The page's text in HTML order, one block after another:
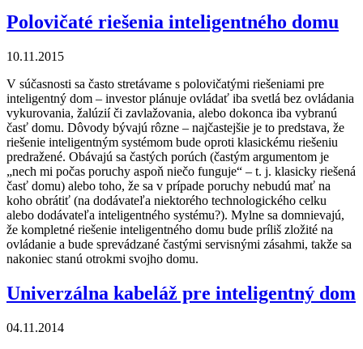
Polovičaté riešenia inteligentného domu
10.11.2015
V súčasnosti sa často stretávame s polovičatými riešeniami pre
inteligentný dom – investor plánuje ovládať iba svetlá bez ovládania
vykurovania, žalúzií či zavlažovania, alebo dokonca iba vybranú
časť domu. Dôvody bývajú rôzne – najčastejšie je to predstava, že
riešenie inteligentným systémom bude oproti klasickému riešeniu
predražené. Obávajú sa častých porúch (častým argumentom je
„nech mi počas poruchy aspoň niečo funguje“ – t. j. klasicky riešená
časť domu) alebo toho, že sa v prípade poruchy nebudú mať na
koho obrátiť (na dodávateľa niektorého technologického celku
alebo dodávateľa inteligentného systému?). Mylne sa domnievajú,
že kompletné riešenie inteligentného domu bude príliš zložité na
ovládanie a bude sprevádzané častými servisnými zásahmi, takže sa
nakoniec stanú otrokmi svojho domu.
Univerzálna kabeláž pre inteligentný dom
04.11.2014